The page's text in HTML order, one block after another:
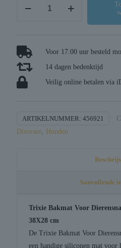
vrij
paars
aantal
Voor 17.00 uur besteld
14 dagen bedenktijd
Veilig online betalen via
ARTIKELNUMMER: 456921
Diversen, Honden
Aanvullende
Trixie Bakmat Voor
38X28 cm
De Trixie Bakmat Voor
een handige siliconen mat voor